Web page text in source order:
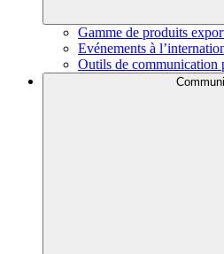
Gamme de produits
Evénements à
Outils de communication